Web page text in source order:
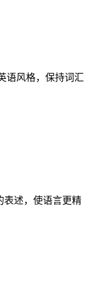
语风格，保持词汇
表述，使语言更精